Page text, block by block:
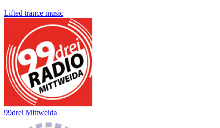
Lifted trance music
99drei Mittweida